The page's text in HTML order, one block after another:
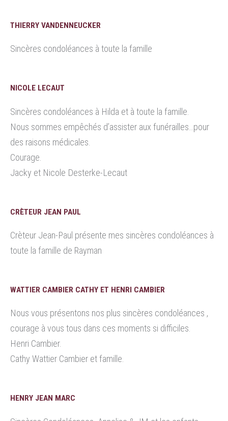
THIERRY VANDENNEUCKER
Sincères condoléances à toute la famille
NICOLE LECAUT
Sincères condoléances à Hilda et à toute la famille.
Nous sommes empêchés d’assister aux funérailles…pour
des raisons médicales.
Courage.
Jacky et Nicole Desterke-Lecaut
CRÈTEUR JEAN PAUL
Crèteur Jean-Paul présente mes sincères condoléances à
toute la famille de Rayman
WATTIER CAMBIER CATHY ET HENRI CAMBIER
Nous vous présentons nos plus sincères condoléances ,
courage à vous tous dans ces moments si difficiles.
Henri Cambier.
Cathy Wattier Cambier et famille.
HENRY JEAN MARC